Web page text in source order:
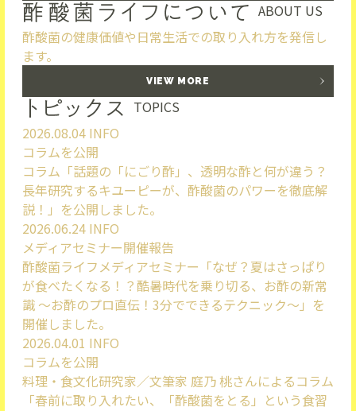
ABOUT US
酢酸菌の健康価値や日常生活での取り入れ方を発信し
ます。
VIEW MORE
TOPICS
2026.08.04 INFO
コラムを公開
コラム「話題の「にごり酢」、透明な酢と何が違う？
長年研究するキユーピーが、酢酸菌のパワーを徹底解
説！」を公開しました。
2026.06.24 INFO
メディアセミナー開催報告
酢酸菌ライフメディアセミナー「なぜ？夏はさっぱり
が食べたくなる！？酷暑時代を乗り切る、お酢の新常
識 ～お酢のプロ直伝！3分でできるテクニック～」を
開催しました。
2026.04.01 INFO
コラムを公開
料理・食文化研究家／文筆家 庭乃 桃さんによるコラム
「春前に取り入れたい、「酢酸菌をとる」という食習